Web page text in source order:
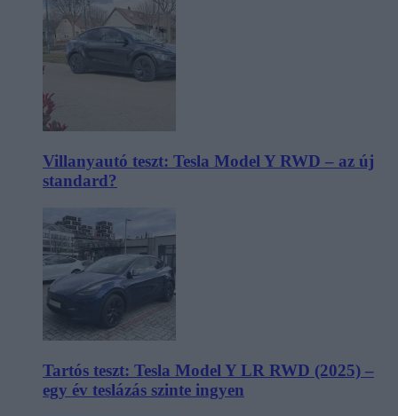
Villanyautó teszt: Tesla Model Y RWD – az új
standard?
Tartós teszt: Tesla Model Y LR RWD (2025) –
egy év teslázás szinte ingyen